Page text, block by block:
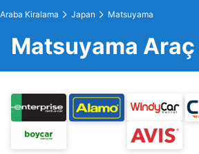
Araba Kiralama Japan Matsuyama
Matsuyama